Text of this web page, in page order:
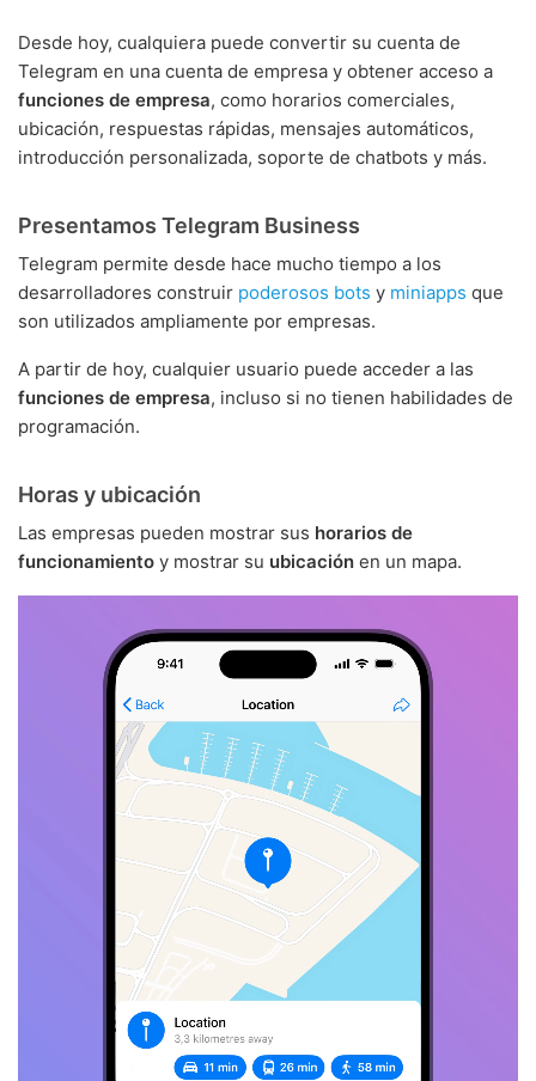
Desde hoy, cualquiera puede convertir su cuenta de
Telegram en una cuenta de empresa y obtener acceso a
funciones de empresa, como horarios comerciales,
ubicación, respuestas rápidas, mensajes automáticos,
introducción personalizada, soporte de chatbots y más.
Presentamos Telegram Business
Telegram permite desde hace mucho tiempo a los
desarrolladores construir poderosos bots y miniapps que
son utilizados ampliamente por empresas.
A partir de hoy, cualquier usuario puede acceder a las
funciones de empresa, incluso si no tienen habilidades de
programación.
Horas y ubicación
Las empresas pueden mostrar sus horarios de
funcionamiento y mostrar su ubicación en un mapa.